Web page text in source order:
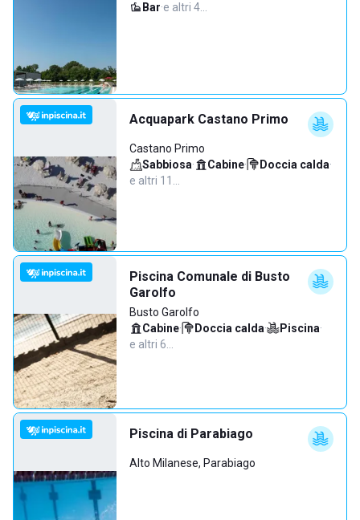
Bar·e altri 4…
Acquapark Castano Primo
Castano Primo
Sabbiosa· Cabine· Doccia calda·
e altri 11…
Piscina Comunale di Busto
Garolfo
Busto Garolfo
Cabine· Doccia calda· Piscina·
e altri 6…
Piscina di Parabiago
Alto Milanese, Parabiago